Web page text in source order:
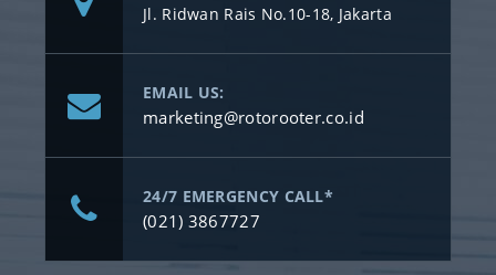
Jl. Ridwan Rais No.10-18, Jakarta
EMAIL US:
marketing@rotorooter.co.id
24/7 EMERGENCY CALL*
(021) 3867727